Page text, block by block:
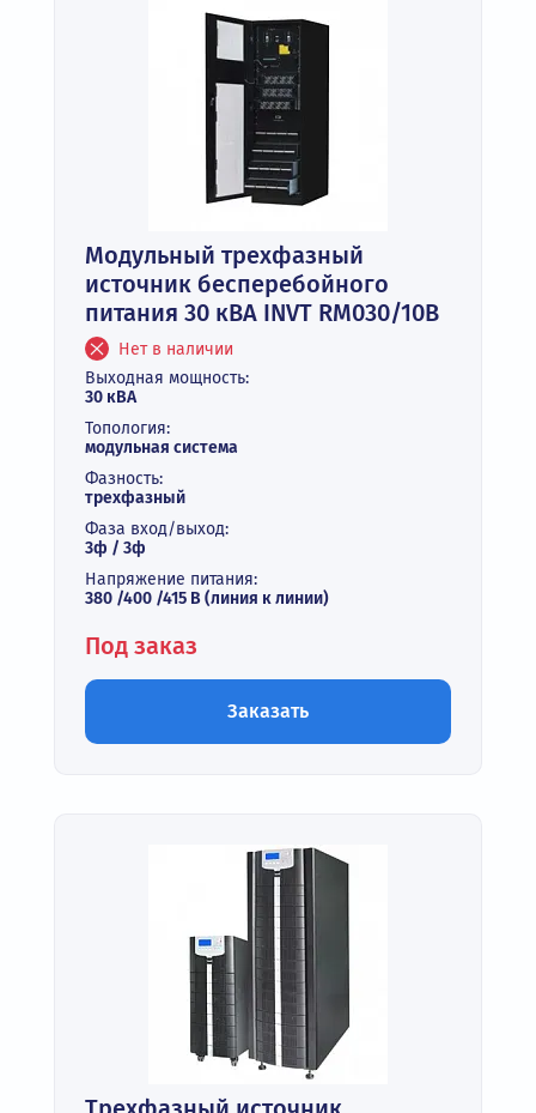
Модульный трехфазный
источник бесперебойного
питания 30 кВА INVT RM030/10B
Нет в наличии
Выходная мощность:
30 кВА
Топология:
модульная система
Фазность:
трехфазный
Фаза вход/выход:
3ф / 3ф
Напряжение питания:
380 /400 /415 В (линия к линии)
Под заказ
Заказать